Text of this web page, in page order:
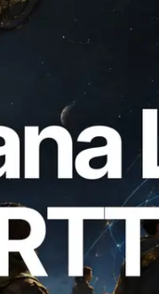
Leader Slot
dari 7
Information